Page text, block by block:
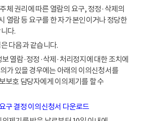
체 권리에 따른 열람의 요구, 정정·삭제의
열람 등 요구를 한 자가 본인이거나 정당한
다.
다음과 같습니다.
열람·정정·삭제·처리정지에 대한 조치에
가 있을 경우에는 아래의 이의신청서를
보호 담당자에게 이의제기를 할 수
구 결정 이의신청서 다운로드